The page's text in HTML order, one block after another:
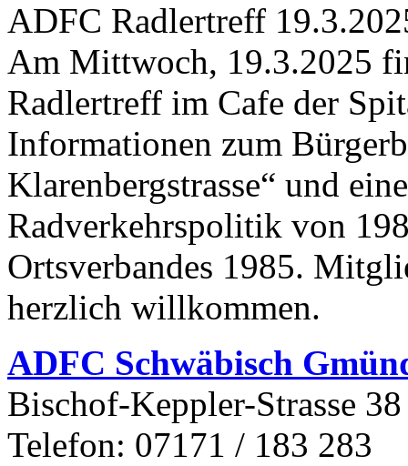
ADFC Radlertreff 19.3.
Am Mittwoch, 19.3.2025
Radlertreff im Cafe der
Informationen zum
Klarenbergstrasse“ und
Radverkehrspolitik von
Ortsverbandes 1985.
herzlich willkommen.
ADFC Schwäbisch
Bischof-Keppler-Strasse 38
Telefon: 07171 / 183 283